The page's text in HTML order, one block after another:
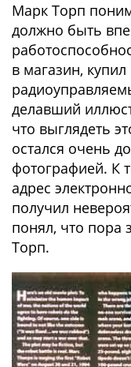
Марк Торп
должно быть
в магазин,
делавший
что выглядеть
остался очень
фотографией. К
адрес
получил
понял, что пора
Торп.